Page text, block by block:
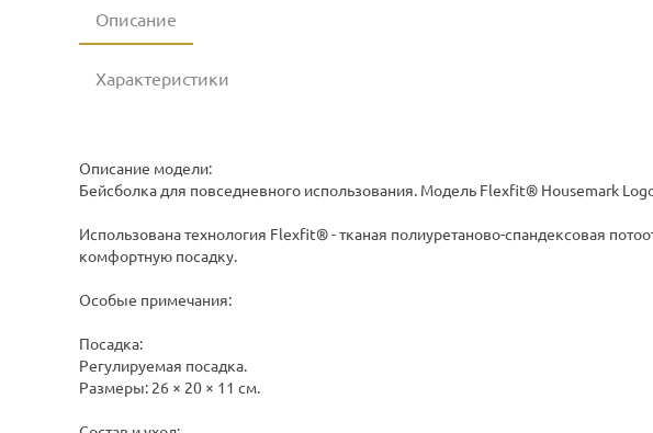
Описание
Характеристики
Описание модели:
Бейсболка для повседневного использования. Модель Flexfit® Housemark
Использована технология Flexfit® - тканая полиуретаново-спандексовая
комфортную посадку.
Особые примечания:
Посадка:
Регулируемая посадка.
Размеры: 26 × 20 × 11 см.